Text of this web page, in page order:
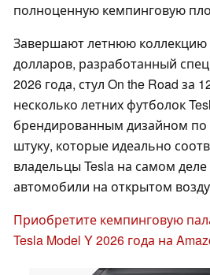
полноценную кемпинговую
Завершают летнюю коллекцию
долларов, разработанный
2026 года, стул On the Road за
несколько летних футболок
брендированным дизайном по
штуку, которые идеально
владельцы Tesla на самом
автомобили на открытом
Приобретите кемпинговую
Tesla Model Y 2026 года на